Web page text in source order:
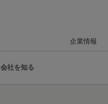
企業情報
会社を知る